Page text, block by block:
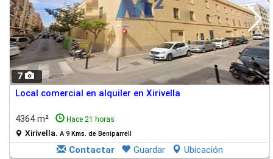
7
Local comercial en alquiler en Xirivella
4364 m² Hace 21 horas
Xirivella. A 9 Kms. de Beniparrell
Contactar Guardar Ubicación